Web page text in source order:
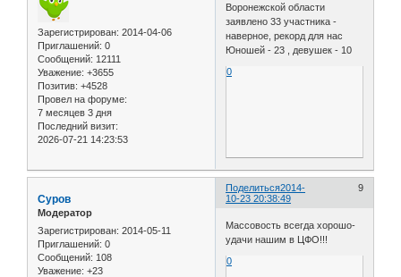
Зарегистрирован: 2014-04-06
Приглашений: 0
Сообщений: 12111
Уважение: +3655
Позитив: +4528
Провел на форуме:
7 месяцев 3 дня
Последний визит:
2026-07-21 14:23:53
Воронежской области
заявлено 33 участника -
наверное, рекорд для нас
Юношей - 23 , девушек - 10
0
Поделиться 9
2014-
10-23 20:38:49
Суров
Модератор
Зарегистрирован: 2014-05-11
Приглашений: 0
Сообщений: 108
Уважение: +23
Массовость всегда хорошо-
удачи нашим в ЦФО!!!
0